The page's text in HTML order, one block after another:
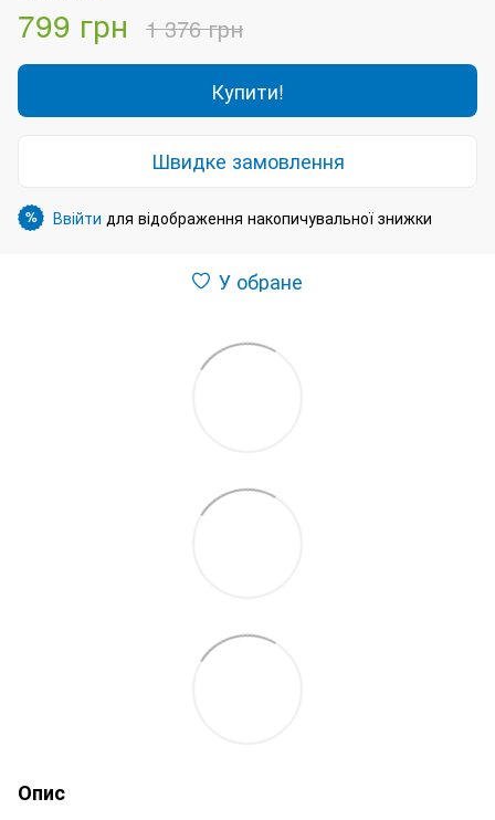
799 грн 1 376 грн
Купити!
Швидке замовлення
% Ввійти для відображення накопичувальної знижки
У обране
Опис